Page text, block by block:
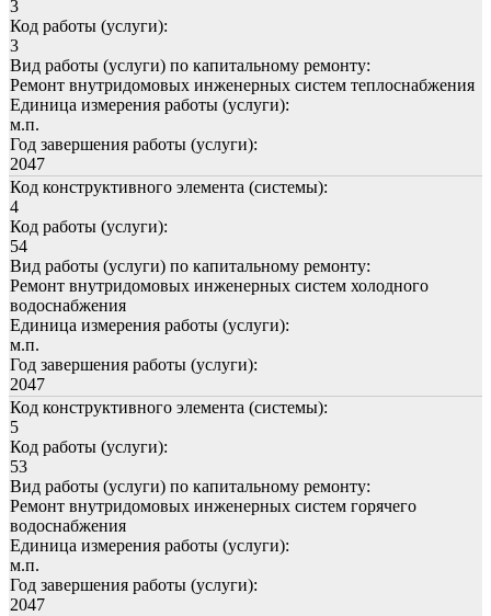
3
Код работы (услуги):
3
Вид работы (услуги) по капитальному ремонту:
Ремонт внутридомовых инженерных систем теплоснабжения
Единица измерения работы (услуги):
м.п.
Год завершения работы (услуги):
2047
Код конструктивного элемента (системы):
4
Код работы (услуги):
54
Вид работы (услуги) по капитальному ремонту:
Ремонт внутридомовых инженерных систем холодного
водоснабжения
Единица измерения работы (услуги):
м.п.
Год завершения работы (услуги):
2047
Код конструктивного элемента (системы):
5
Код работы (услуги):
53
Вид работы (услуги) по капитальному ремонту:
Ремонт внутридомовых инженерных систем горячего
водоснабжения
Единица измерения работы (услуги):
м.п.
Год завершения работы (услуги):
2047